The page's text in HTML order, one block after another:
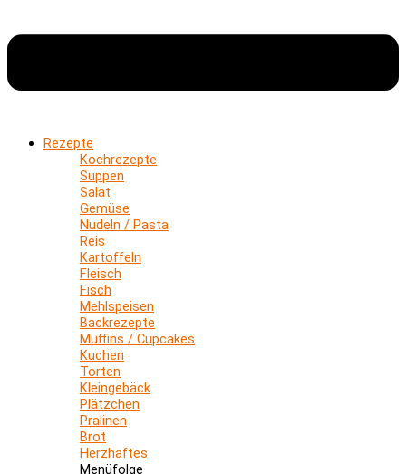
Rezepte
Kochrezepte
Suppen
Salat
Gemüse
Nudeln / Pasta
Reis
Kartoffeln
Fleisch
Fisch
Mehlspeisen
Backrezepte
Muffins / Cupcakes
Kuchen
Torten
Kleingebäck
Plätzchen
Pralinen
Brot
Herzhaftes
Menüfolge